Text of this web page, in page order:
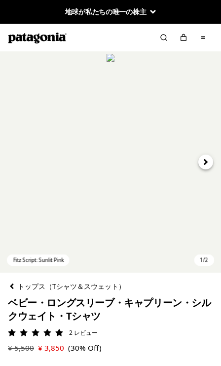
地球が私たちの唯一の株主
次へ
トップス（Tシャツ＆スウェット）
ベビー・ロングスリーブ・キャプリーン・シル
クウェイト・Tシャツ
評価: 5 / 5 2 レビュー
¥ 5,500 ¥ 3,850 (30% Off)